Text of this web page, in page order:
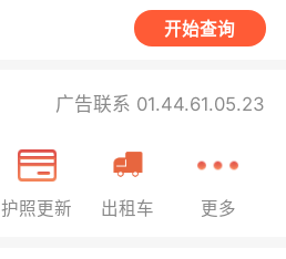
开始查询
广告联系 01.44.61.05.23
护照更新 出租车 更多